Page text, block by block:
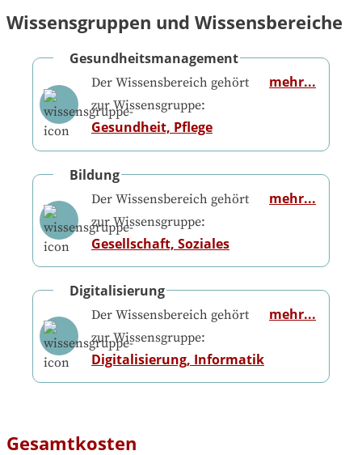
Wissensgruppen und Wissensbereiche
Gesundheitsmanagement
Der Wissensbereich gehört
zur Wissensgruppe:
Gesundheit, Pflege
mehr...
Bildung
Der Wissensbereich gehört
zur Wissensgruppe:
Gesellschaft, Soziales
mehr...
Digitalisierung
Der Wissensbereich gehört
zur Wissensgruppe:
Digitalisierung, Informatik
mehr...
Gesamtkosten